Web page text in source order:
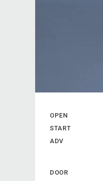
OPEN
START
ADV
DOOR